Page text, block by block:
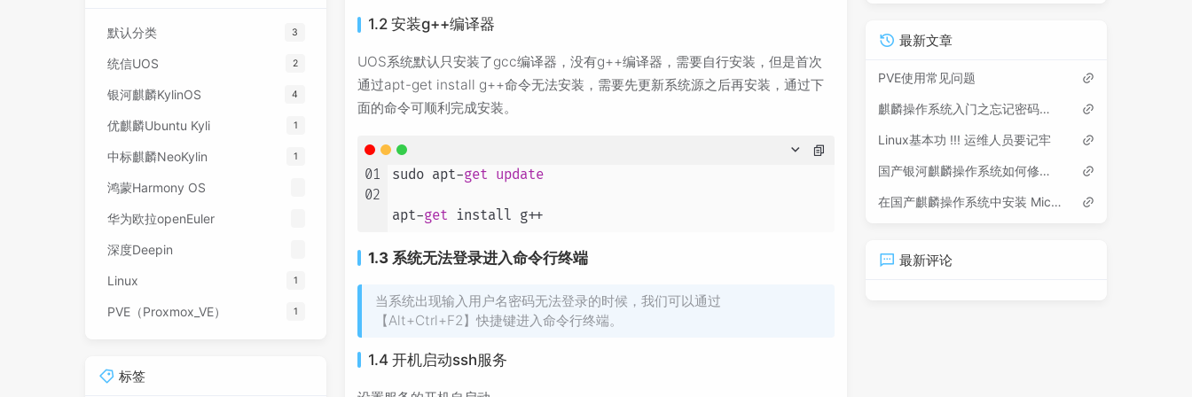
1.2 安装g++编译器
UOS系统默认只安装了gcc编译器，没有g++编译器，需要自行安装，但是首次
通过apt-get install g++命令无法安装，需要先更新系统源之后再安装，通过下
面的命令可顺利完成安装。
01
02
sudo apt-get update
apt-get install g++
1.3 系统无法登录进入命令行终端
当系统出现输入用户名密码无法登录的时候，我们可以通过
【Alt+Ctrl+F2】快捷键进入命令行终端。
1.4 开机启动ssh服务
默认分类 3
统信UOS 2
银河麒麟KylinOS 4
优麒麟Ubuntu Kyli 1
中标麒麟NeoKylin 1
鸿蒙Harmony OS
华为欧拉openEuler
深度Deepin
Linux 1
PVE（Proxmox_VE） 1
标签
最新文章
PVE使用常见问题
麒麟操作系统入门之忘记密码如何修改
Linux基本功 !!! 运维人员要记牢
国产银河麒麟操作系统如何修改网卡名称
在国产麒麟操作系统中安装 Microsoft Edge 浏览器
最新评论